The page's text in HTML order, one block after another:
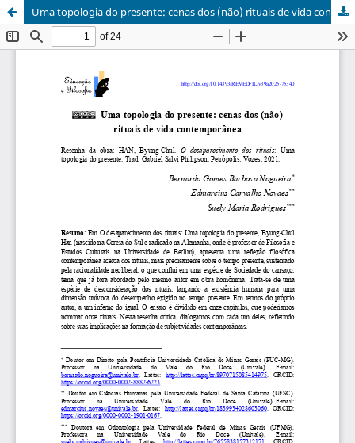
Uma topologia do presente: cenas dos (não) rituais de vida contemporânea